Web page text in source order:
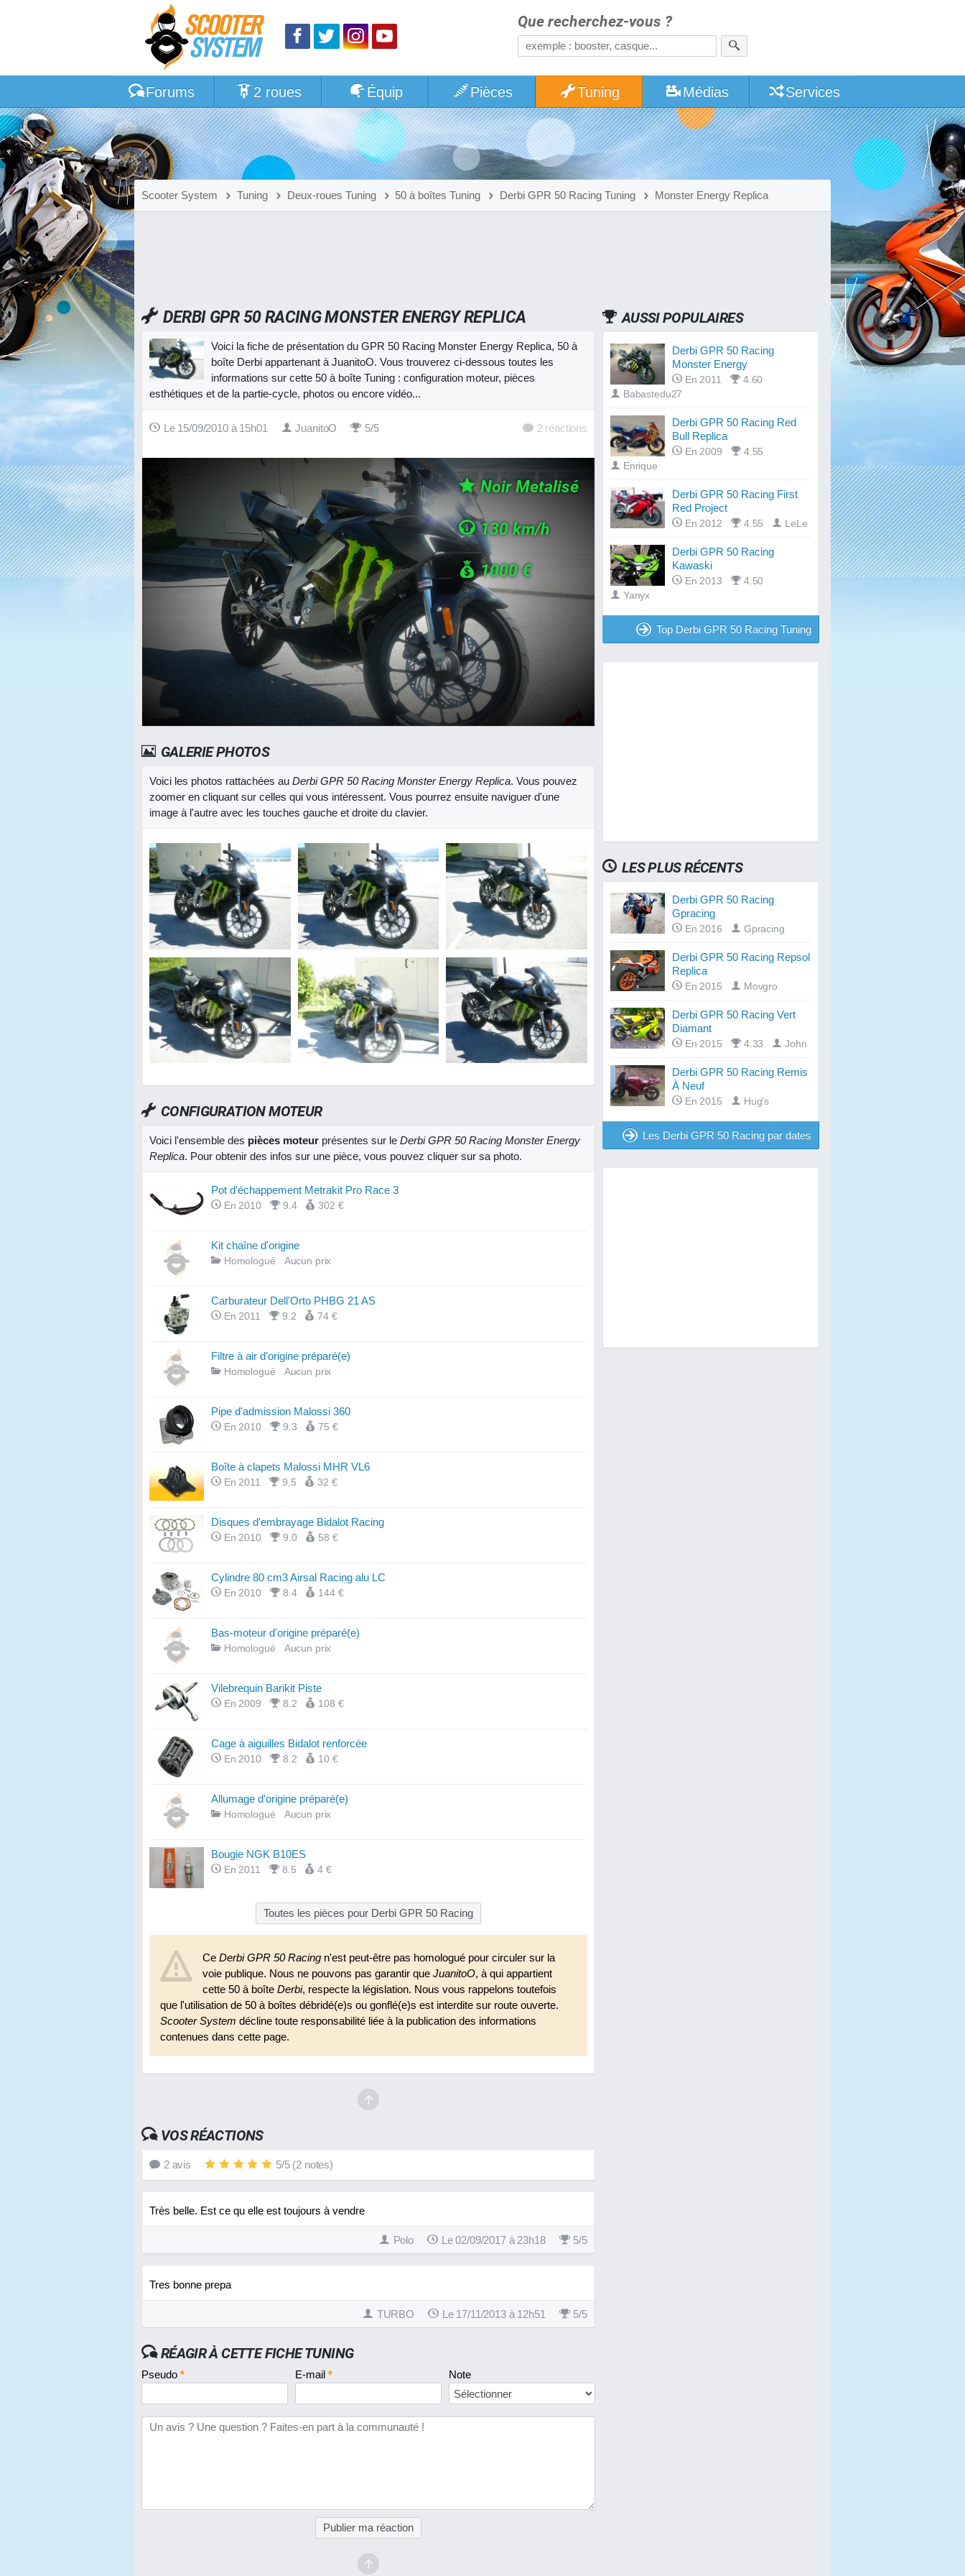
Que recherchez-vous ?
Forums 2 roues Équip Pièces Tuning Médias Services
Scooter System Tuning Deux-roues Tuning 50 à boîtes Tuning Derbi GPR 50 Racing Tuning Monster Energy Replica
DERBI GPR 50 RACING MONSTER ENERGY REPLICA
Voici la fiche de présentation du GPR 50 Racing Monster Energy Replica, 50 à
boîte Derbi appartenant à JuanitoO. Vous trouverez ci-dessous toutes les
informations sur cette 50 à boîte Tuning : configuration moteur, pièces
esthétiques et de la partie-cycle, photos ou encore vidéo...
Le 15/09/2010 à 15h01 JuanitoO 5/5
Noir Metalisé
130 km/h
1000 €
GALERIE PHOTOS
Voici les photos rattachées au Derbi GPR 50 Racing Monster Energy Replica. Vous pouvez
zoomer en cliquant sur celles qui vous intéressent. Vous pourrez ensuite naviguer d'une
image à l'autre avec les touches gauche et droite du clavier.
CONFIGURATION MOTEUR
Voici l'ensemble des pièces moteur présentes sur le Derbi GPR 50 Racing Monster Energy
Replica. Pour obtenir des infos sur une pièce, vous pouvez cliquer sur sa photo.
Pot d'échappement Metrakit Pro Race 3
En 2010 9.4 302 €
Kit chaîne d'origine
Homologué Aucun prix
Carburateur Dell'Orto PHBG 21 AS
En 2011 9.2 74 €
Filtre à air d'origine préparé(e)
Homologué Aucun prix
Pipe d'admission Malossi 360
En 2010 9.3 75 €
Boîte à clapets Malossi MHR VL6
En 2011 9.5 32 €
Disques d'embrayage Bidalot Racing
En 2010 9.0 58 €
Cylindre 80 cm3 Airsal Racing alu LC
En 2010 8.4 144 €
Bas-moteur d'origine préparé(e)
Homologué Aucun prix
Vilebrequin Barikit Piste
En 2009 8.2 108 €
Cage à aiguilles Bidalot renforcée
En 2010 8.2 10 €
Allumage d'origine préparé(e)
Homologué Aucun prix
Bougie NGK B10ES
En 2011 8.5 4 €
Toutes les pièces pour Derbi GPR 50 Racing
CeDerbi GPR 50 Racing n'est peut-être pas homologué pour circuler sur la
voie publique. Nous ne pouvons pas garantir queJuanitoO, à qui appartient
cette 50 à boîteDerbi, respecte la législation. Nous vous rappelons toutefois
que l'utilisation de 50 à boîtes débridé(e)s ou gonflé(e)s est interdite sur route ouverte.
Scooter System décline toute responsabilité liée à la publication des informations
contenues dans cette page.
VOS RÉACTIONS
2avis 5/5(2 notes)
Très belle. Est ce qu elle est toujours à vendre
Polo Le 02/09/2017 à 23h18 5/5
Tres bonne prepa
TURBO Le 17/11/2013 à 12h51 5/5
RÉAGIR À CETTE FICHE TUNING
Pseudo * E-mail* Note
Publier ma réaction
AUSSI POPULAIRES
Derbi GPR 50 Racing
Monster Energy
En 2011
4.60
Babastedu27
Derbi GPR 50 Racing Red
Bull Replica
En 2009
4.55
Enrique
Derbi GPR 50 Racing First
Red Project
En 2012 4.55 LeLe
Derbi GPR 50 Racing
Kawaski
En 2013
4.50
Yanyx
Top Derbi GPR 50 Racing Tuning
LES PLUS RÉCENTS
Derbi GPR 50 Racing
Gpracing
En 2016 Gpracing
Derbi GPR 50 Racing Repsol
Replica
En 2015 Movgro
Derbi GPR 50 Racing Vert
Diamant
En 2015 4.33 John
Derbi GPR 50 Racing Remis
À Neuf
En 2015 Hug's
Les Derbi GPR 50 Racing par dates